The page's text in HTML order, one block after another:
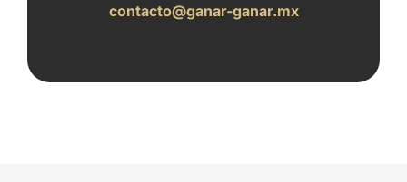
contacto@ganar-ganar.mx